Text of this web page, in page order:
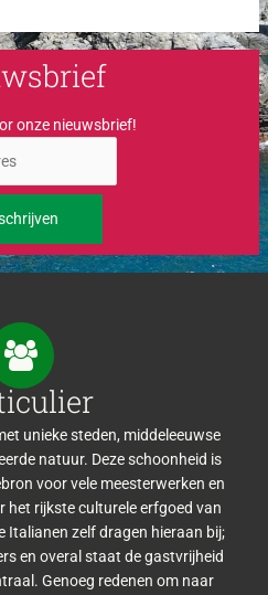
onze nieuwsbrief!
unieke steden, middeleeuwse
natuur. Deze schoonheid is
voor vele meesterwerken en
het rijkste culturele erfgoed van
Italianen zelf dragen hieraan bij;
en overal staat de gastvrijheid
Genoeg redenen om naar